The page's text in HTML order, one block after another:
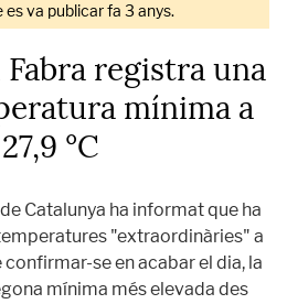
es va publicar fa 3 anys.
registra una
mínima a
°C
Catalunya ha informat que ha
"extraordinàries" a
se en acabar el dia, la
mínima més elevada des